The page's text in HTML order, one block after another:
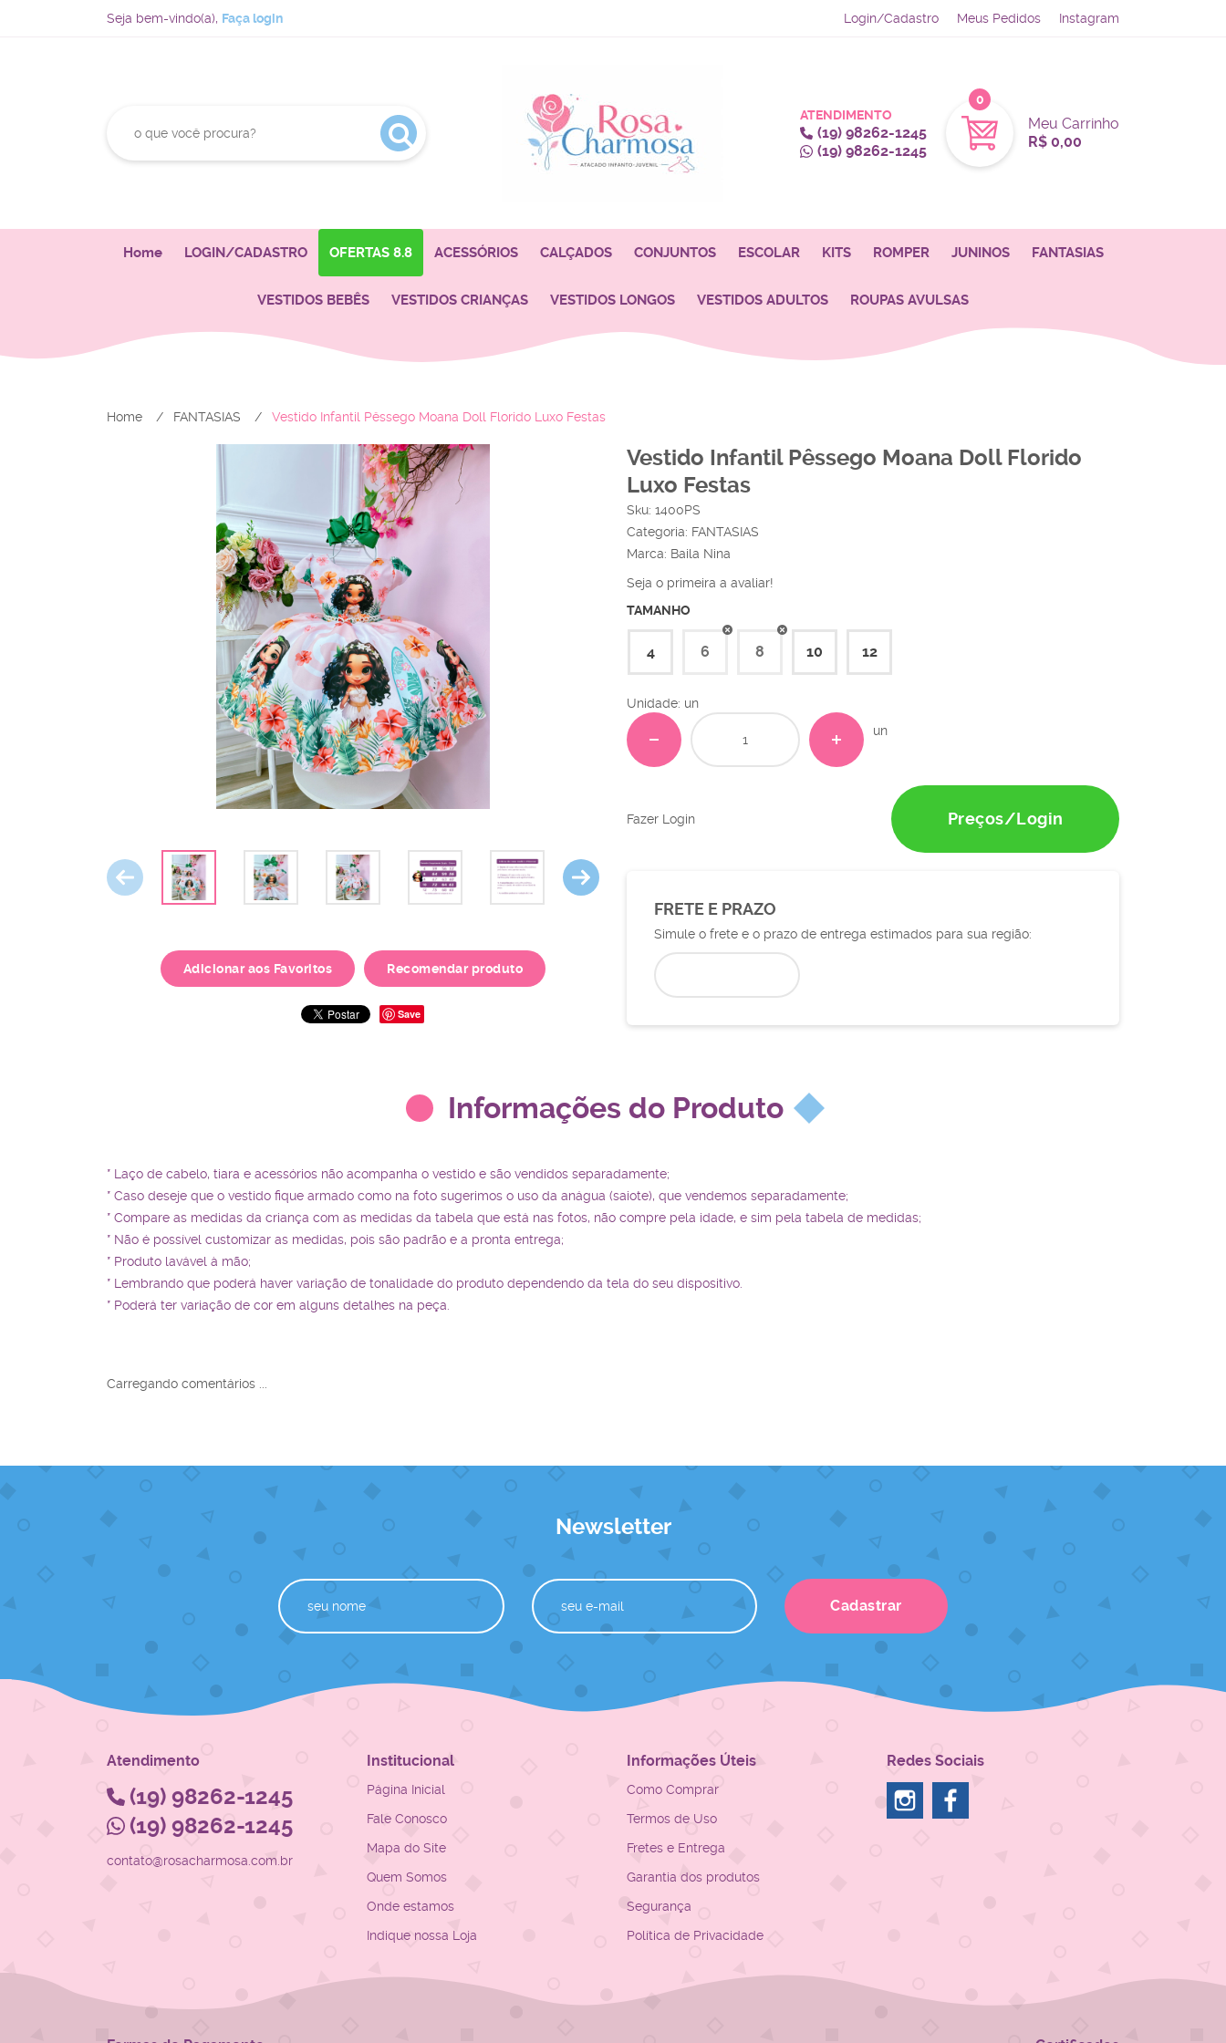
Seja bem-vindo(a), Faça login Login/Cadastro Meus Pedidos Instagram
ATENDIMENTO
(19)98262-1245
(19)98262-1245
Meu Carrinho
0
R$ 0,00
Home LOGIN/CADASTRO OFERTAS 8.8 ACESSÓRIOS CALÇADOS CONJUNTOS ESCOLAR KITS ROMPER JUNINOS FANTASIAS
VESTIDOS BEBÊS VESTIDOS CRIANÇAS VESTIDOS LONGOS VESTIDOS ADULTOS ROUPAS AVULSAS
Home FANTASIAS Vestido Infantil Pêssego Moana Doll Florido Luxo Festas
Adicionar aos Favoritos Recomendar produto
Save
Vestido Infantil Pêssego Moana Doll Florido
Luxo Festas
Sku: 1400PS
Categoria: FANTASIAS
Marca: Baila Nina
Seja o primeira a avaliar!
TAMANHO
4 6 8 10 12
Unidade: un
un
Fazer Login Preços/Login
FRETE E PRAZO
Simule o frete e o prazo de entrega estimados para sua região:
Informações do Produto
* Laço de cabelo, tiara e acessórios não acompanha o vestido e são vendidos separadamente;
* Caso deseje que o vestido fique armado como na foto sugerimos o uso da anágua (saiote), que vendemos separadamente;
* Compare as medidas da criança com as medidas da tabela que está nas fotos, não compre pela idade, e sim pela tabela de medidas;
* Não é possível customizar as medidas, pois são padrão e a pronta entrega;
* Produto lavável à mão;
* Lembrando que poderá haver variação de tonalidade do produto dependendo da tela do seu dispositivo.
* Poderá ter variação de cor em alguns detalhes na peça.
Carregando comentários ...
Newsletter
Cadastrar
Atendimento
(19) 98262-1245
(19) 98262-1245
contato@rosacharmosa.com.br
Institucional
Página Inicial
Fale Conosco
Mapa do Site
Quem Somos
Onde estamos
Indique nossa Loja
Informações Úteis
Como Comprar
Termos de Uso
Fretes e Entrega
Garantia dos produtos
Segurança
Política de Privacidade
Redes Sociais